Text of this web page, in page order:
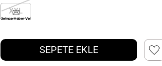
XXL
Gelince Haber Ver
SEPETE EKLE